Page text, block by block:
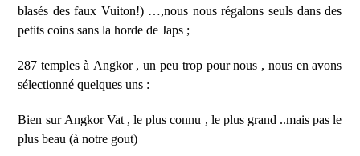
blasés des faux Vuiton!) …,nous nous régalons seuls dans des
petits coins sans la horde de Japs ;
287 temples à Angkor , un peu trop pour nous , nous en avons
sélectionné quelques uns :
Bien sur Angkor Vat , le plus connu , le plus grand ..mais pas le
plus beau (à notre gout)